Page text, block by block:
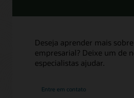
Deseja aprender mais
empresarial? Deixe um de
especialistas ajudar.
Entre em contato